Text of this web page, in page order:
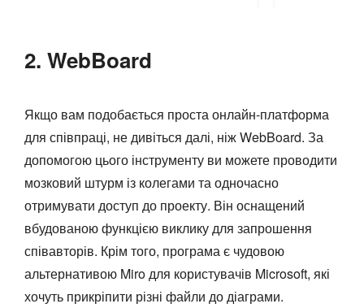
2. WebBoard
Якщо вам подобається проста онлайн-платформа
для співпраці, не дивіться далі, ніж WebBoard. За
допомогою цього інструменту ви можете проводити
мозковий штурм із колегами та одночасно
отримувати доступ до проекту. Він оснащений
вбудованою функцією виклику для запрошення
співавторів. Крім того, програма є чудовою
альтернативою Miro для користувачів Microsoft, які
хочуть прикріпити різні файли до діаграми.